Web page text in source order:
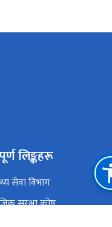
लिङ्कहरू
सेवा विभाग
सुरक्षा कोष